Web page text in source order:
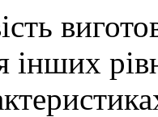
інших